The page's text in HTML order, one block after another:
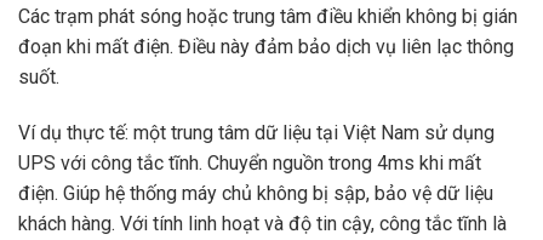
Các trạm phát sóng hoặc trung tâm điều khiển không bị gián
đoạn khi mất điện. Điều này đảm bảo dịch vụ liên lạc thông
suốt.
Ví dụ thực tế: một trung tâm dữ liệu tại Việt Nam sử dụng
UPS với công tắc tĩnh. Chuyển nguồn trong 4ms khi mất
điện. Giúp hệ thống máy chủ không bị sập, bảo vệ dữ liệu
khách hàng. Với tính linh hoạt và độ tin cậy, công tắc tĩnh là